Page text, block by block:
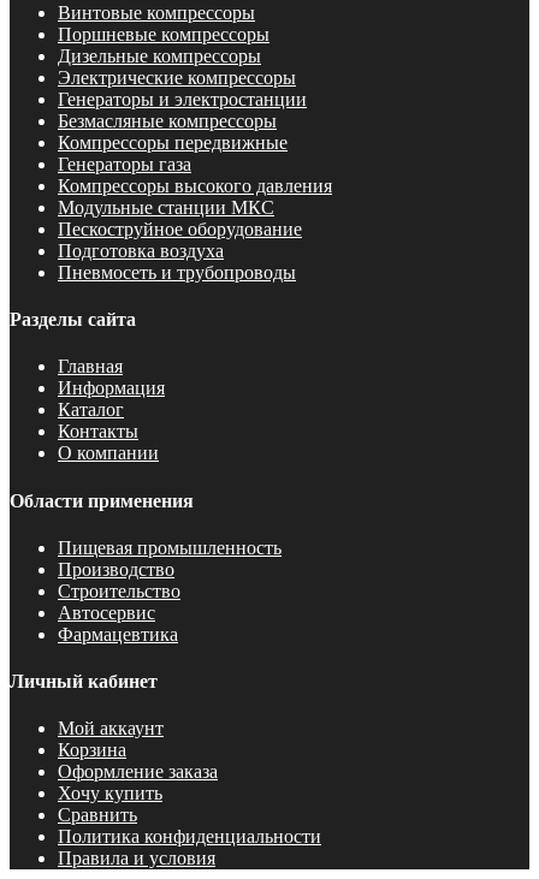
Винтовые компрессоры
Поршневые компрессоры
Дизельные компрессоры
Электрические компрессоры
Генераторы и электростанции
Безмасляные компрессоры
Компрессоры передвижные
Генераторы газа
Компрессоры высокого давления
Модульные станции МКС
Пескоструйное оборудование
Подготовка воздуха
Пневмосеть и трубопроводы
Разделы сайта
Главная
Информация
Каталог
Контакты
О компании
Области применения
Пищевая промышленность
Производство
Строительство
Автосервис
Фармацевтика
Личный кабинет
Мой аккаунт
Корзина
Оформление заказа
Хочу купить
Сравнить
Политика конфиденциальности
Правила и условия